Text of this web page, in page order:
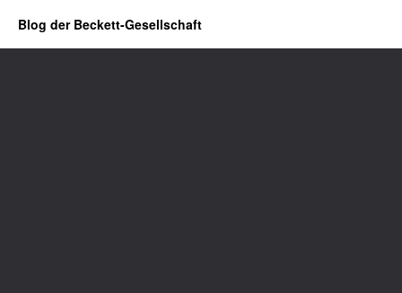
Blog der Beckett-Gesellschaft